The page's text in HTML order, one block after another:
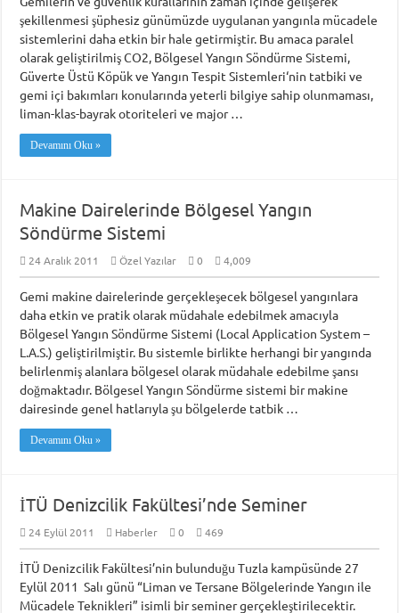
Piri Reis Üniversitesi’nin Karadeniz Ülkeleri için “Ortak Yüksek Lisans
DARGEB’ten, Deniz’den Fotoğraf Sergisi
DARGEB Denizci Gönüllüler’den Preveze Deniz Zaferi Videosu
şekillenmesi şüphesiz günümüzde uygulanan yangınla mücadele
sistemlerini daha etkin bir hale getirmiştir. Bu amaca paralel
olarak geliştirilmiş CO2, Bölgesel Yangın Söndürme Sistemi,
Güverte Üstü Köpük ve Yangın Tespit Sistemleri‘nin tatbiki ve
gemi içi bakımları konularında yeterli bilgiye sahip olunmaması,
liman-klas-bayrak otoriteleri ve major …
Devamını Oku »
Makine Dairelerinde Bölgesel Yangın
Söndürme Sistemi
24 Aralık 2011 Özel Yazılar 0 4,009
Gemi makine dairelerinde gerçekleşecek bölgesel yangınlara
daha etkin ve pratik olarak müdahale edebilmek amacıyla
Bölgesel Yangın Söndürme Sistemi (Local Application System –
L.A.S.) geliştirilmiştir. Bu sistemle birlikte herhangi bir yangında
belirlenmiş alanlara bölgesel olarak müdahale edebilme şansı
doğmaktadır. Bölgesel Yangın Söndürme sistemi bir makine
dairesinde genel hatlarıyla şu bölgelerde tatbik …
Devamını Oku »
İTÜ Denizcilik Fakültesi’nde Seminer
24 Eylül 2011 Haberler 0 469
İTÜ Denizcilik Fakültesi’nin bulunduğu Tuzla kampüsünde 27
Eylül 2011 Salı günü “Liman ve Tersane Bölgelerinde Yangın ile
Mücadele Teknikleri” isimli bir seminer gerçekleştirilecektir.